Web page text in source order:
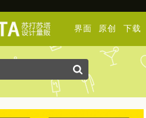
界面 原创 下载